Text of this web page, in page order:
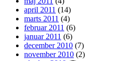
april 2011 (14)
marts 2011 (4)
februar 2011 (6)
januar 2011 (6)
december 2010 (7)
november 2010 (2)